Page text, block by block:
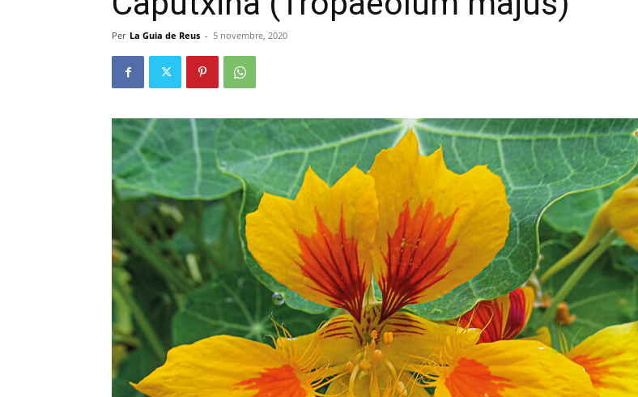
Per La Guia de Reus - 5 novembre, 2020